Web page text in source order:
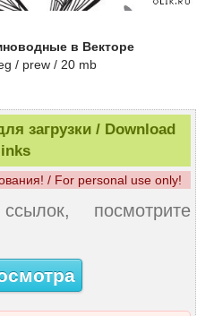
в Векторе
/ prew / 20 mb
загрузки / Download
links
/ For personal use only!
посмотрите